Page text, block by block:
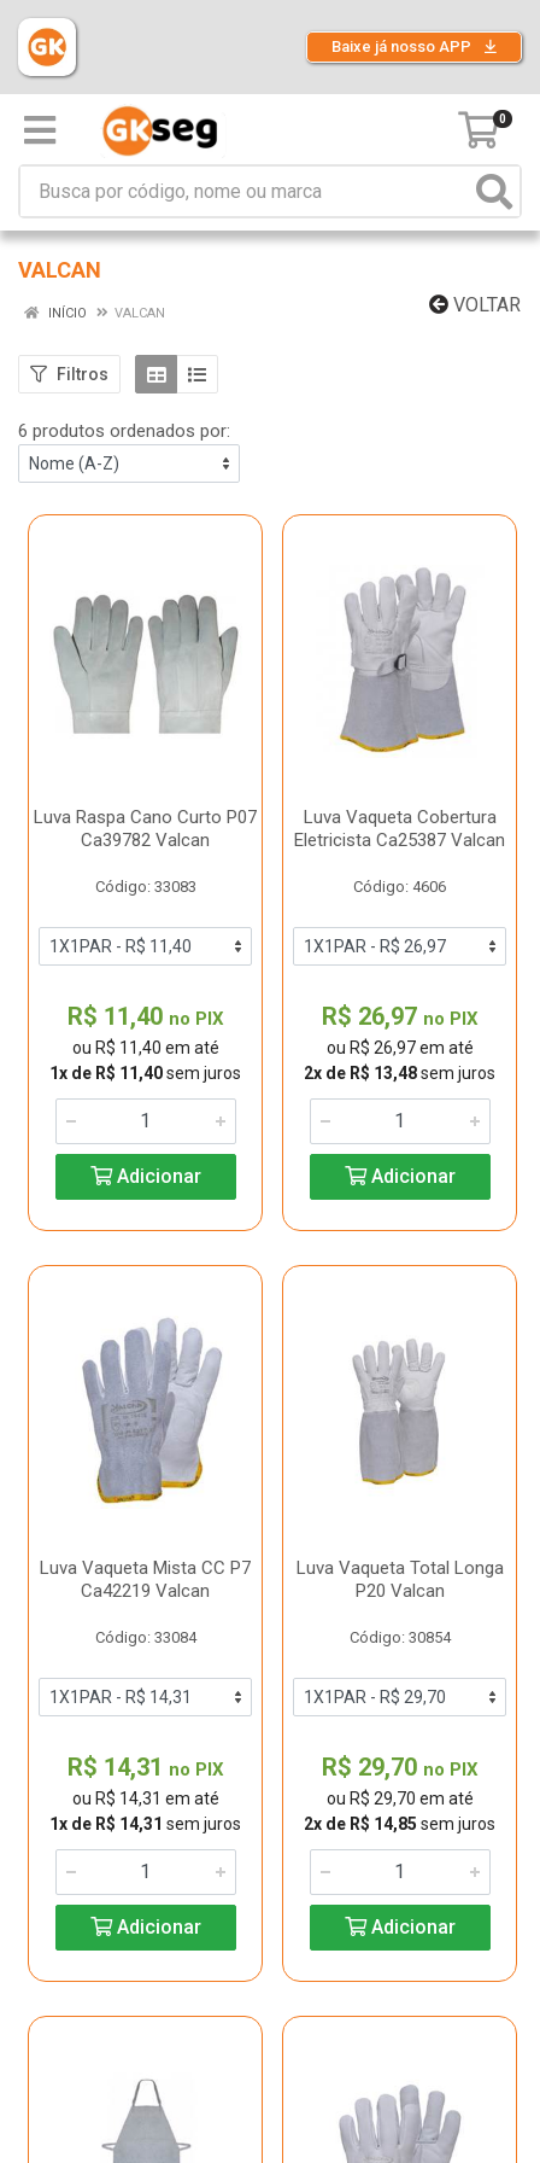
Baixe já nosso APP
0
VALCAN
VOLTAR
INÍCIO VALCAN
Filtros
6 produtos ordenados por:
Luva Raspa Cano Curto P07
Ca39782 Valcan
Código: 33083
R$ 11,40 no PIX
ou R$ 11,40 em até
1x de R$ 11,40sem juros
Adicionar
Luva Vaqueta Cobertura
Eletricista Ca25387 Valcan
Código: 4606
R$ 26,97 no PIX
ou R$ 26,97 em até
2x de R$ 13,48sem juros
Adicionar
Luva Vaqueta Mista CC P7
Ca42219 Valcan
Código: 33084
R$ 14,31 no PIX
ou R$ 14,31 em até
1x de R$ 14,31 sem juros
Adicionar
Luva Vaqueta Total Longa
P20 Valcan
Código: 30854
R$ 29,70 no PIX
ou R$ 29,70 em até
2x de R$ 14,85 sem juros
Adicionar